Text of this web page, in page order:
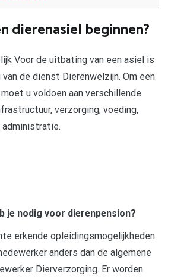
dierenasiel beginnen?
Voor de uitbating van een asiel is
van de dienst Dierenwelzijn. Om een
u voldoen aan verschillende
verzorging, voeding,
je nodig voor dierenpension?
erkende opleidingsmogelijkheden
anders dan de algemene
Dierverzorging. Er worden